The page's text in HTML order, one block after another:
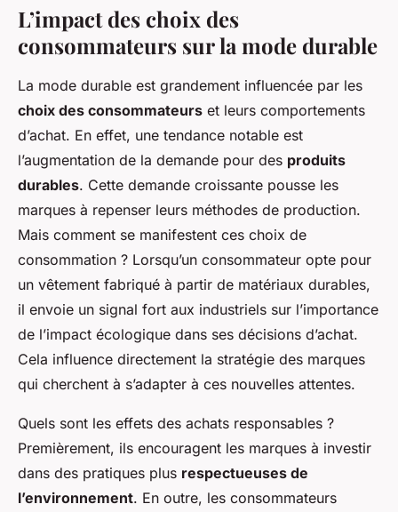
L’impact des choix des
consommateurs sur la mode durable
La mode durable est grandement influencée par les
choix des consommateurs et leurs comportements
d’achat. En effet, une tendance notable est
l’augmentation de la demande pour des produits
durables. Cette demande croissante pousse les
marques à repenser leurs méthodes de production.
Mais comment se manifestent ces choix de
consommation ? Lorsqu’un consommateur opte pour
un vêtement fabriqué à partir de matériaux durables,
il envoie un signal fort aux industriels sur l’importance
de l’impact écologique dans ses décisions d’achat.
Cela influence directement la stratégie des marques
qui cherchent à s’adapter à ces nouvelles attentes.
Quels sont les effets des achats responsables ?
Premièrement, ils encouragent les marques à investir
dans des pratiques plus respectueuses de
l’environnement. En outre, les consommateurs